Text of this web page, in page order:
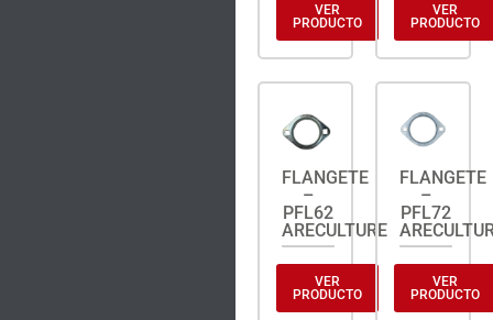
VER
PRODUCTO
VER
PRODUCTO
FLANGETE
–
PFL62
ARECULTURE
VER
PRODUCTO
FLANGETE
–
PFL72
VER
PRODUCTO